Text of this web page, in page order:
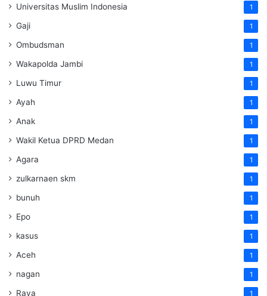
Universitas Muslim Indonesia 1
Gaji 1
Ombudsman 1
Wakapolda Jambi 1
Luwu Timur 1
Ayah 1
Anak 1
Wakil Ketua DPRD Medan 1
Agara 1
zulkarnaen skm 1
bunuh 1
Epo 1
kasus 1
Aceh 1
nagan 1
Raya 1